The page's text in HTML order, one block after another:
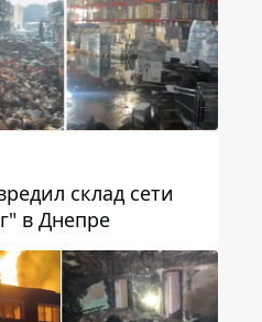
склад сети
в Днепре